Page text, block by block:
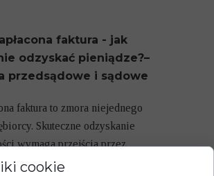
faktura - jak
odzyskać pieniądze?–
przedsądowe i sądowe
faktura to zmora niejednego
Skuteczne odzyskanie
wymaga przejścia przez...
cookie